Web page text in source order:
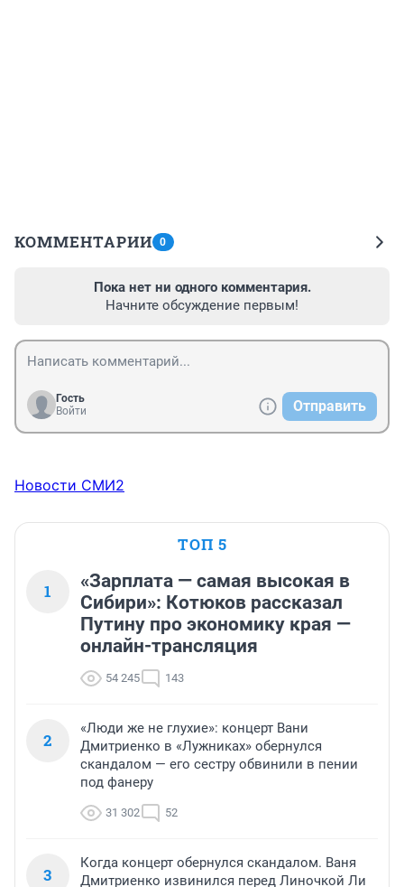
КОММЕНТАРИИ 0
Пока нет ни одного комментария.
Начните обсуждение первым!
Гость
Войти
Отправить
Новости СМИ2
ТОП 5
1
«Зарплата — самая высокая в
Сибири»: Котюков рассказал
Путину про экономику края —
онлайн-трансляция
54 245 143
2
«Люди же не глухие»: концерт Вани
Дмитриенко в «Лужниках» обернулся
скандалом — его сестру обвинили в пении
под фанеру
31 302 52
3
Когда концерт обернулся скандалом. Ваня
Дмитриенко извинился перед Линочкой Ли